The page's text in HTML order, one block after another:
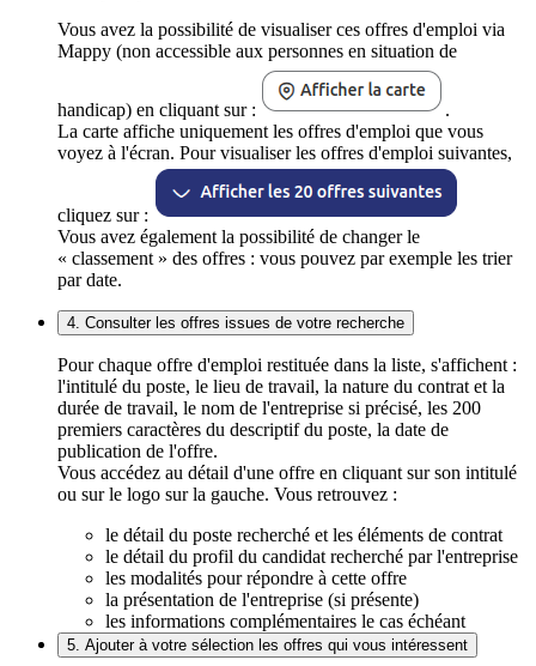
Vous avez la possibilité de visualiser ces offres d'emploi via
Mappy (non accessible aux personnes en situation de
handicap) en cliquant sur :
.
La carte affiche uniquement les offres d'emploi que vous
voyez à l'écran. Pour visualiser les offres d'emploi suivantes,
cliquez sur :
Vous avez également la possibilité de changer le
« classement » des offres : vous pouvez par exemple les trier
par date.
4. Consulter les offres issues de votre recherche
Pour chaque offre d'emploi restituée dans la liste, s'affichent :
l'intitulé du poste, le lieu de travail, la nature du contrat et la
durée de travail, le nom de l'entreprise si précisé, les 200
premiers caractères du descriptif du poste, la date de
publication de l'offre.
Vous accédez au détail d'une offre en cliquant sur son intitulé
ou sur le logo sur la gauche. Vous retrouvez :
le détail du poste recherché et les éléments de contrat
le détail du profil du candidat recherché par l'entreprise
les modalités pour répondre à cette offre
la présentation de l'entreprise (si présente)
les informations complémentaires le cas échéant
5. Ajouter à votre sélection les offres qui vous intéressent